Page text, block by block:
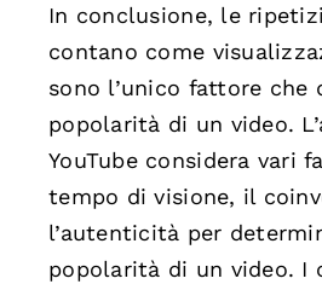
In conclusione, le
contano come
sono l’unico fattore che
popolarità di un video.
YouTube considera vari
tempo di visione, il
l’autenticità per
popolarità di un video. I